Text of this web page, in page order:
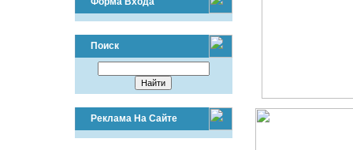
Поиск
Реклама На Сайте